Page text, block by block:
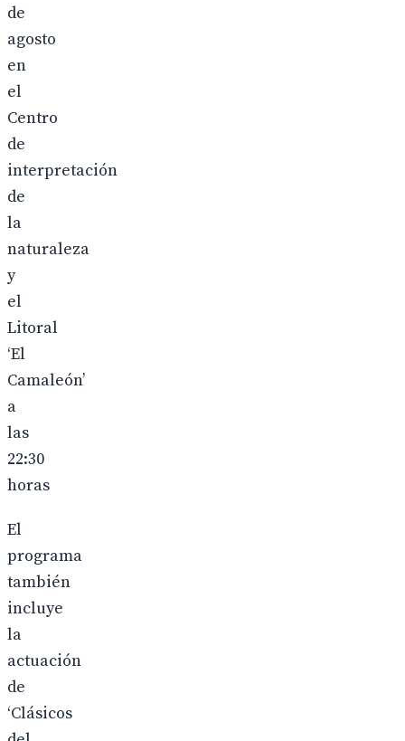
de
agosto
en
el
Centro
de
interpretación
de
la
naturaleza
y
el
Litoral
‘El
Camaleón’
a
las
22:30
horas
El
programa
también
incluye
la
actuación
de
‘Clásicos